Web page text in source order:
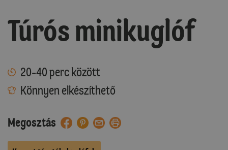
Túrós minikuglóf
20-40 perc között
Könnyen elkészíthető
Megosztás